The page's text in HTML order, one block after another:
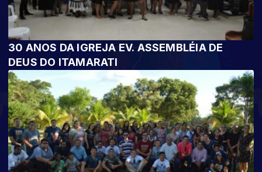
30 ANOS DA IGREJA EV. ASSEMBLÉIA DE
DEUS DO ITAMARATI